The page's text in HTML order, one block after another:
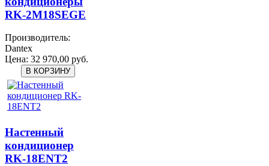
RK-2M18SEGE
Производитель:
Dantex
Цена: 32 970,00 руб.
Настенный
кондиционер
RK-18ENT2